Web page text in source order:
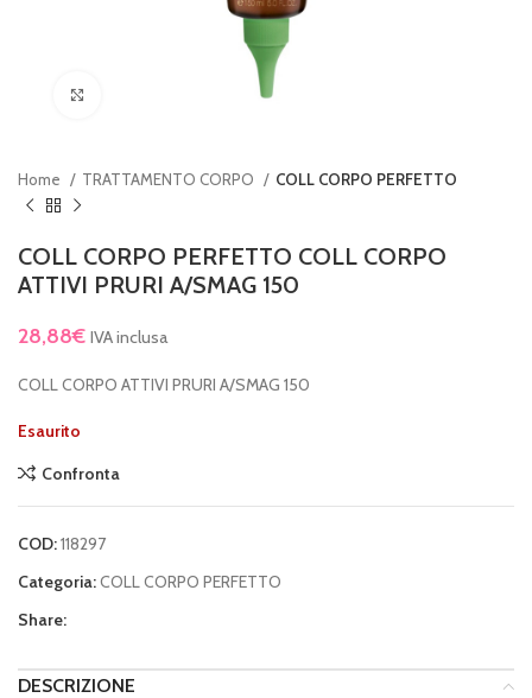
Home TRATTAMENTO CORPO COLL CORPO PERFETTO
COLL CORPO PERFETTO COLL CORPO
ATTIVI PRURI A/SMAG 150
28,88€ IVA inclusa
COLL CORPO ATTIVI PRURI A/SMAG 150
Esaurito
Confronta
COD:118297
Categoria:COLL CORPO PERFETTO
Share:
DESCRIZIONE